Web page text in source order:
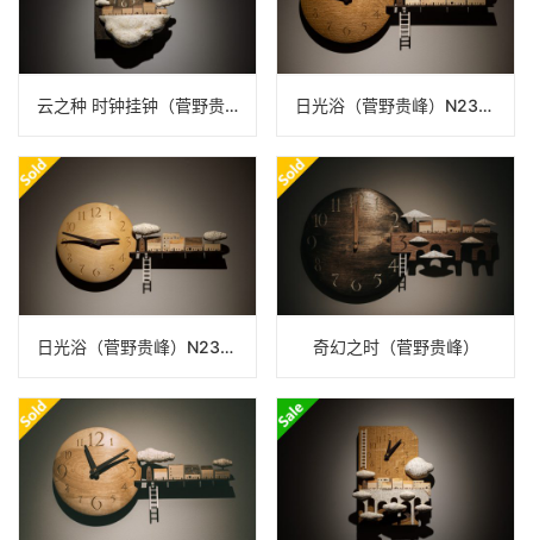
云之种 时钟挂钟（菅野贵峰）N25B086 日光浴（菅野贵峰）N23B517
日光浴（菅野贵峰）N23B389 奇幻之时（菅野贵峰）